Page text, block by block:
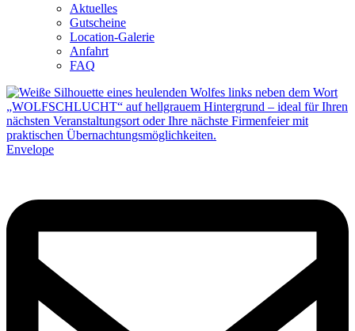
Aktuelles
Gutscheine
Location-Galerie
Anfahrt
FAQ
Envelope